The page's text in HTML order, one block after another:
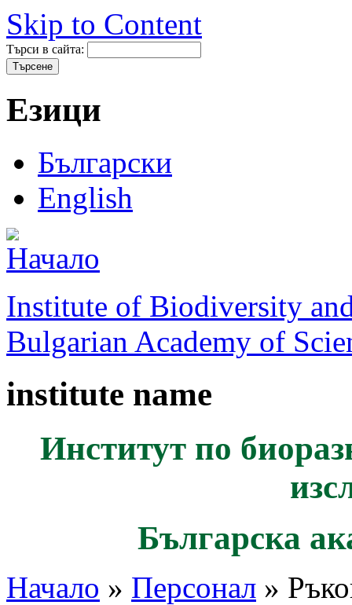
Skip to Content
Търси в сайта:
Езици
Български
English
Institute of Biodiversity
Bulgarian Academy of
institute name
Институт по
Българска
Начало » Персонал »